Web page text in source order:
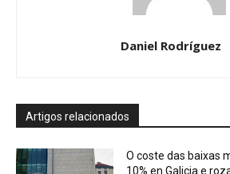
Daniel Rodríguez
Artigos relacionados
O coste das baixas
10% en Galicia e